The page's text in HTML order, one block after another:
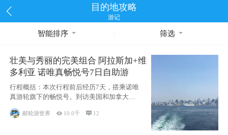
目的地攻略
游记
智能排序 筛选
壮美与秀丽的完美组合 阿拉斯加+维
多利亚 诺唯真畅悦号7日自助游
行程概括：本次行程前后经历7天，搭乘诺唯
真游轮旗下的畅悦号。到访美国和加拿大的4
个州/省：美国华盛顿州
邮轮游世界  10.0千  12